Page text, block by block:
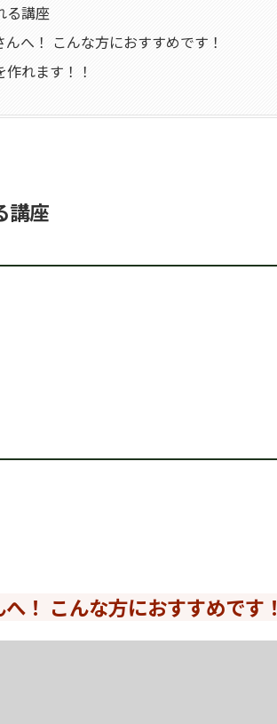
る講座
へ！ こんな方におすすめです！
れます！！
講座
！ こんな方におすすめです！